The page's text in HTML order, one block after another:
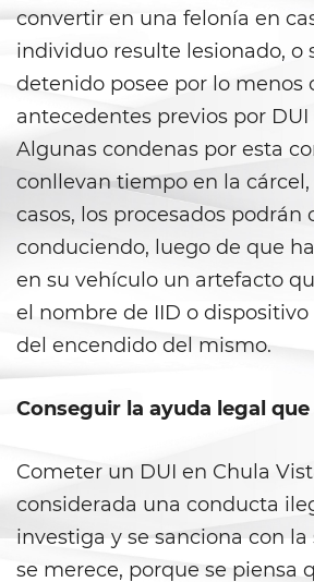
Dañar Líneas
Eléctricas o de
Públicos
Incendio
Invasión
Propiedad Ajena
Invasión de
Vandalismo
Delitos de Armas
Arma de Fuego
La Ley de los
Fuera
convertir en una felonía en
individuo resulte lesionado, o
detenido posee por lo menos
antecedentes previos por DUI
Algunas condenas por esta
conllevan tiempo en la
casos, los procesados podrán
conduciendo, luego de que
en su vehículo un artefacto
el nombre de IID o
del encendido del mismo.
Conseguir la ayuda legal
Cometer un DUI en Chula
considerada una conducta
investiga y se sanciona con
se merece, porque se piensa